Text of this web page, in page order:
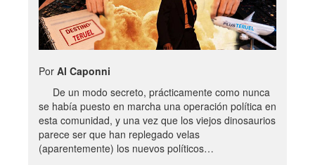
Por Al Caponni
De un modo secreto, prácticamente como nunca
se había puesto en marcha una operación política en
esta comunidad, y una vez que los viejos dinosaurios
parece ser que han replegado velas
(aparentemente) los nuevos políticos…